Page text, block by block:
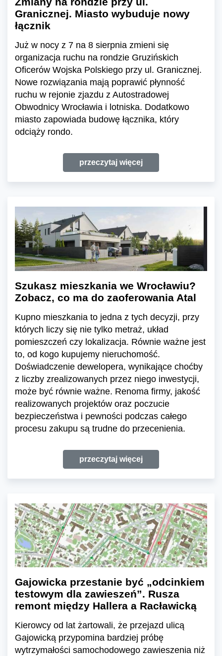
Granicznej. Miasto wybuduje nowy
łącznik
Już w nocy z 7 na 8 sierpnia zmieni się
organizacja ruchu na rondzie Gruzińskich
Oficerów Wojska Polskiego przy ul. Granicznej.
Nowe rozwiązania mają poprawić płynność
ruchu w rejonie zjazdu z Autostradowej
Obwodnicy Wrocławia i lotniska. Dodatkowo
miasto zapowiada budowę łącznika, który
odciąży rondo.
przeczytaj więcej
Szukasz mieszkania we Wrocławiu?
Zobacz, co ma do zaoferowania Atal
Kupno mieszkania to jedna z tych decyzji, przy
których liczy się nie tylko metraż, układ
pomieszczeń czy lokalizacja. Równie ważne jest
to, od kogo kupujemy nieruchomość.
Doświadczenie dewelopera, wynikające choćby
z liczby zrealizowanych przez niego inwestycji,
może być równie ważne. Renoma firmy, jakość
realizowanych projektów oraz poczucie
bezpieczeństwa i pewności podczas całego
procesu zakupu są trudne do przecenienia.
przeczytaj więcej
Gajowicka przestanie być „odcinkiem
testowym dla zawieszeń”. Rusza
remont między Hallera a Racławicką
Kierowcy od lat żartowali, że przejazd ulicą
Gajowicką przypomina bardziej próbę
wytrzymałości samochodowego zawieszenia niż